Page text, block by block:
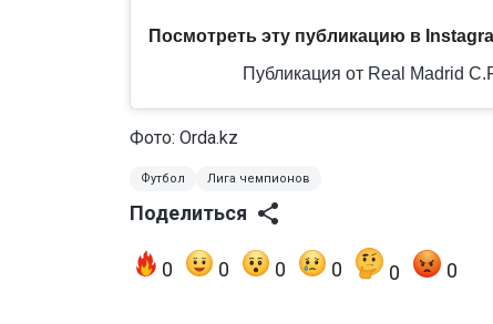
Посмотреть эту публикацию в
Публикация от Real Madrid
Фото: Orda.kz
Футбол Лига чемпионов
Поделиться
0 0 0 0 0 0